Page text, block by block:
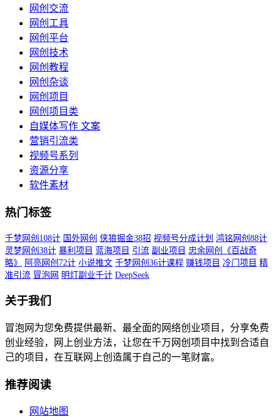
网创交流
网创工具
网创平台
网创技术
网创教程
网创杂谈
网创项目
网创项目类
自媒体写作 文案
营销引流类
视频号系列
资源分享
软件素材
热门标签
千梦网创108计 国外网创 侠狼掘金38招 视频号分成计划 鸿铭网创88计
灵梦网创38计 暴利项目 蓝海项目 引流 副业项目 忠余网创《百战奇
略》
阿亮网创72计 小说推文 千梦网创36计课程 赚钱项目 冷门项目 精
准引流 冒泡网 明灯副业千计 DeepSeek
关于我们
冒泡网为您免费提供最新、最全面的网络创业项目，分享免费
创业经验，网上创业方法，让您在千万网创项目中找到合适自
己的项目，在互联网上创造属于自己的一笔财富。
推荐阅读
网站地图